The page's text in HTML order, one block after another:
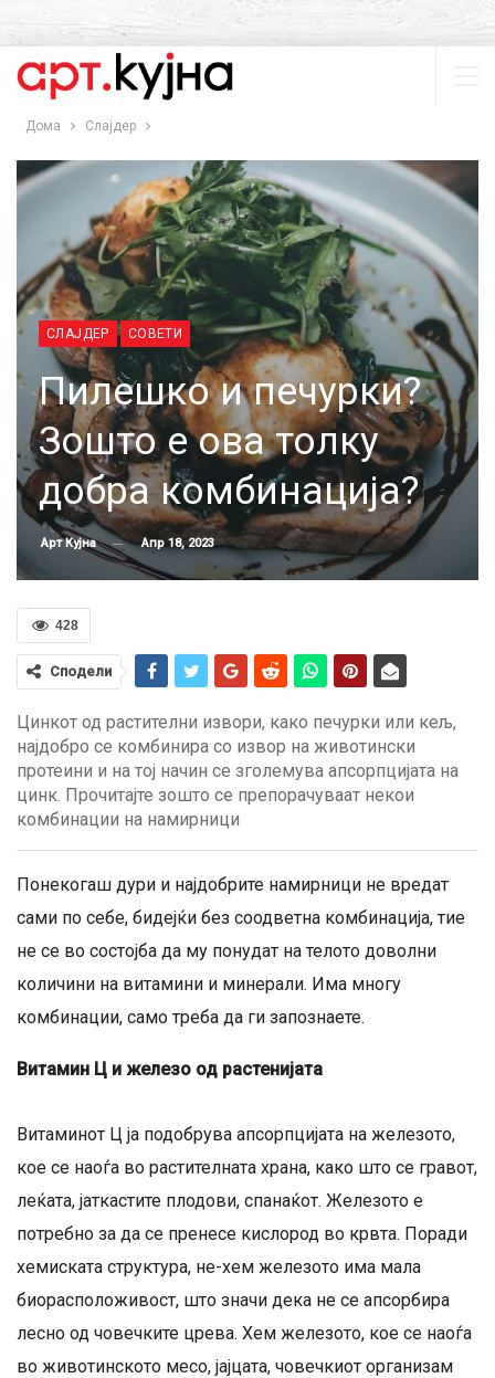
Дома Слајдер
СЛАЈДЕР СОВЕТИ
Пилешко и печурки?
Зошто е ова толку
добра комбинација?
Арт Кујна Апр 18, 2023
428
Сподели
Цинкот од растителни извори, како печурки или кељ,
најдобро се комбинира со извор на животински
протеини и на тој начин се зголемува апсорпцијата на
цинк. Прочитајте зошто се препорачуваат некои
комбинации на намирници
Понекогаш дури и најдобрите намирници не вредат
сами по себе, бидејќи без соодветна комбинација, тие
не се во состојба да му понудат на телото доволни
количини на витамини и минерали. Има многу
комбинации, само треба да ги запознаете.
Витамин Ц и железо од растенијата
Витаминот Ц ја подобрува апсорпцијата на железото,
кое се наоѓа во растителната храна, како што се гравот,
леќата, јаткастите плодови, спанаќот. Железото е
потребно за да се пренесе кислород во крвта. Поради
хемиската структура, не-хем железото има мала
биорасположивост, што значи дека не се апсорбира
лесно од човечките црева. Хем железото, кое се наоѓа
во животинското месо, јајцата, човечкиот организам